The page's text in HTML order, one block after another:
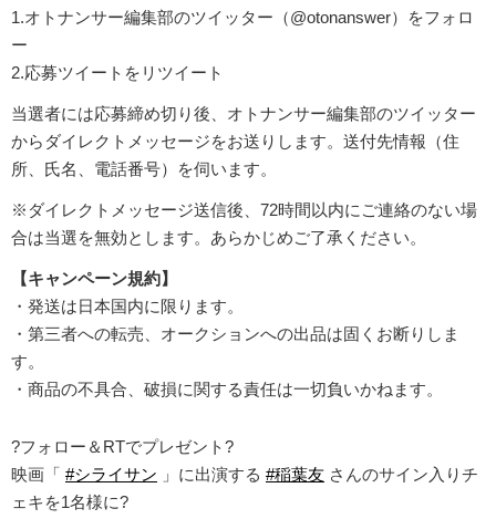
1.オトナンサー編集部のツイッター（@otonanswer）をフォロ
ー
2.応募ツイートをリツイート
当選者には応募締め切り後、オトナンサー編集部のツイッター
からダイレクトメッセージをお送りします。送付先情報（住
所、氏名、電話番号）を伺います。
※ダイレクトメッセージ送信後、72時間以内にご連絡のない場
合は当選を無効とします。あらかじめご了承ください。
【キャンペーン規約】
・発送は日本国内に限ります。
・第三者への転売、オークションへの出品は固くお断りしま
す。
・商品の不具合、破損に関する責任は一切負いかねます。
?フォロー＆RTでプレゼント?
映画「 #シライサン 」に出演する #稲葉友 さんのサイン入りチ
ェキを1名様に?